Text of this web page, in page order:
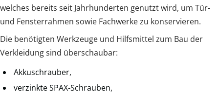
welches bereits seit Jahrhunderten genutzt wird, um Tür-
und Fensterrahmen sowie Fachwerke zu konservieren.
Die benötigten Werkzeuge und Hilfsmittel zum Bau der
Verkleidung sind überschaubar:
Akkuschrauber,
verzinkte SPAX-Schrauben,